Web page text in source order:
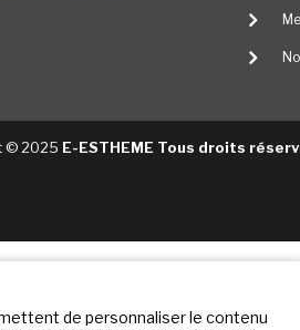
de personnaliser le contenu
© 2025 E-ESTHEME Tous droits